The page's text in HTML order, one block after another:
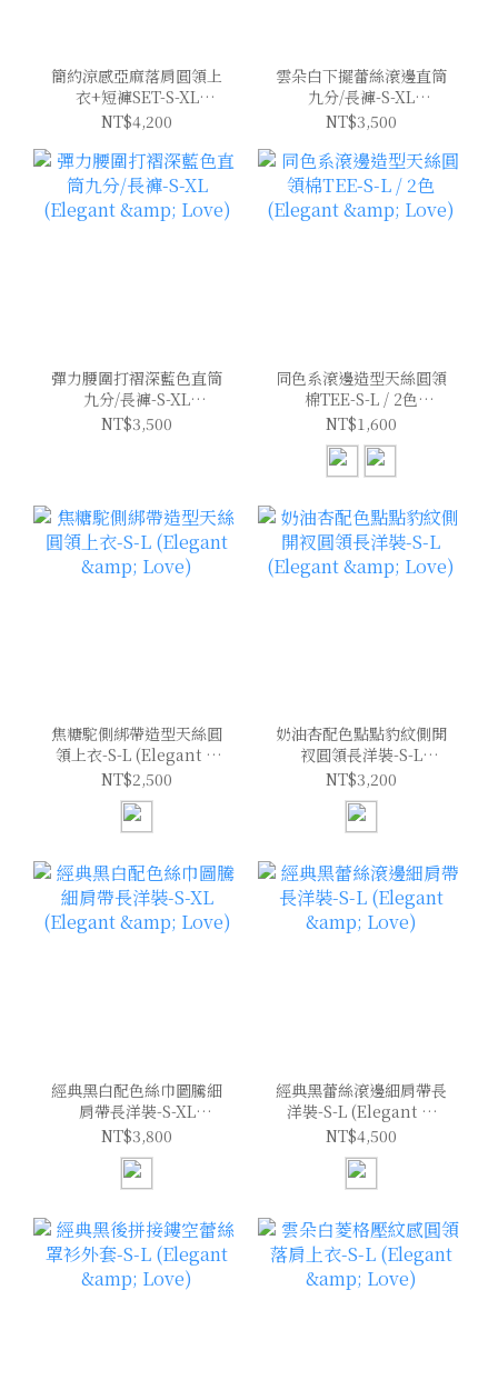
簡約涼感亞麻落肩圓領上
衣+短褲SET-S-XL
(Elegant & Love)
NT$4,200
雲朵白下擺蕾絲滾邊直筒
九分/長褲-S-XL
(Elegant & Love)
NT$3,500
彈力腰圍打褶深藍色直筒
九分/長褲-S-XL
(Elegant & Love)
NT$3,500
同色系滾邊造型天絲圓領
棉TEE-S-L / 2色
(Elegant & Love)
NT$1,600
焦糖駝側綁帶造型天絲圓
領上衣-S-L (Elegant &
Love)
NT$2,500
奶油杏配色點點豹紋側開
衩圓領長洋裝-S-L
(Elegant & Love)
NT$3,200
經典黑白配色絲巾圖騰細
肩帶長洋裝-S-XL
(Elegant & Love)
NT$3,800
經典黑蕾絲滾邊細肩帶長
洋裝-S-L (Elegant &
Love)
NT$4,500